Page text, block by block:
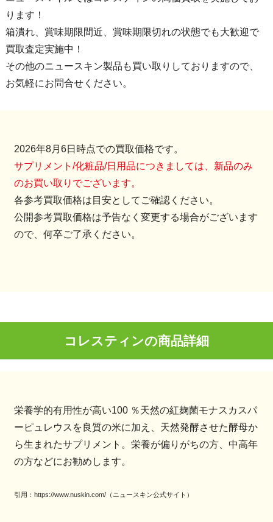
ります！
箱潰れ、賞味期限間近、賞味期限切れの状態でも大歓迎で
買取査定実施中！
その他のニュースキン製品も買い取りしておりますので、
お気軽にお問合せください。
2026年8月6日時点での買取価格です。
サプリメント/化粧品/日用品につきましては、新品のみ
のお買い取りでございます。
各参考買取価格は目安としてご確認ください。
公開参考買取価格は予告なく変更する場合がございます
ので、何卒ご了承ください。
コレスティンの商品詳細
栄養学的有用性が高い100 ％天然の紅麹菌モナスカスパ
ーピュレウスを良質の米に加え、天然発酵させた酵母か
ら生まれたサプリメント。栄養が偏りがちの方、中高年
の方などにお勧めします。
引用：https://www.nuskin.com/（ニュースキン公式サイト）